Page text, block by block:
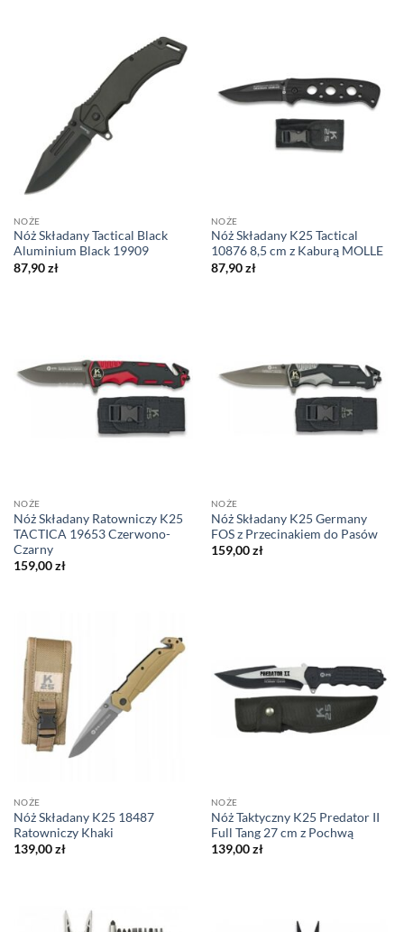
NOŻE
Nóż Składany Tactical Black
Aluminium Black 19909
87,90zł
NOŻE
Nóż Składany K25 Tactical
10876 8,5 cm z Kaburą MOLLE
87,90zł
NOŻE
Nóż Składany Ratowniczy K25
TACTICA 19653 Czerwono-
Czarny
159,00zł
NOŻE
Nóż Składany K25 Germany
FOS z Przecinakiem do Pasów
159,00zł
NOŻE
Nóż Składany K25 18487
Ratowniczy Khaki
139,00zł
NOŻE
Nóż Taktyczny K25 Predator II
Full Tang 27 cm z Pochwą
139,00zł